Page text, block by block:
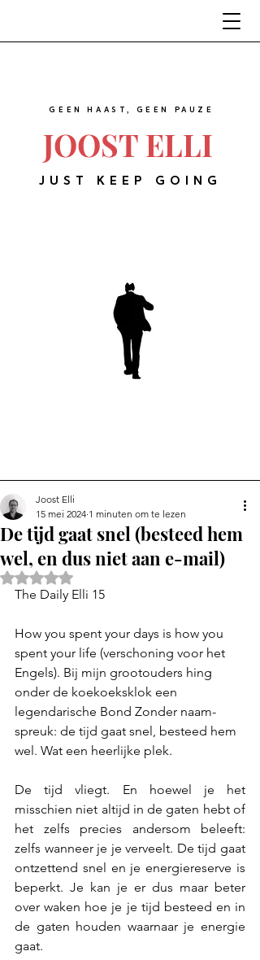
JOOST ELLI
GEEN HAAST, GEEN PAUZE
JUST KEEP GOING
De tijd gaat snel (besteed hem
wel, en dus niet aan e-mail)
Joost Elli
15 mei 2024 1 minuten om te lezen
Beoordeeld met NaN uit 5 sterren.
The Daily Elli 15
How you spent your days is how you
spent your life (verschoning voor het
Engels). Bij mijn grootouders hing
onder de koekoeksklok een
legendarische Bond Zonder naam-
spreuk: de tijd gaat snel, besteed hem
wel. Wat een heerlijke plek.
De tijd vliegt. En hoewel je het
misschien niet altijd in de gaten hebt of
het zelfs precies andersom beleeft:
zelfs wanneer je je verveelt. De tijd gaat
ontzettend snel en je energiereserve is
beperkt. Je kan je er dus maar beter
over waken hoe je je tijd besteed en in
de gaten houden waarnaar je energie
gaat.